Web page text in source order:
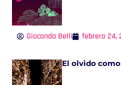
Gioconda Belli febrero 24,
El olvido